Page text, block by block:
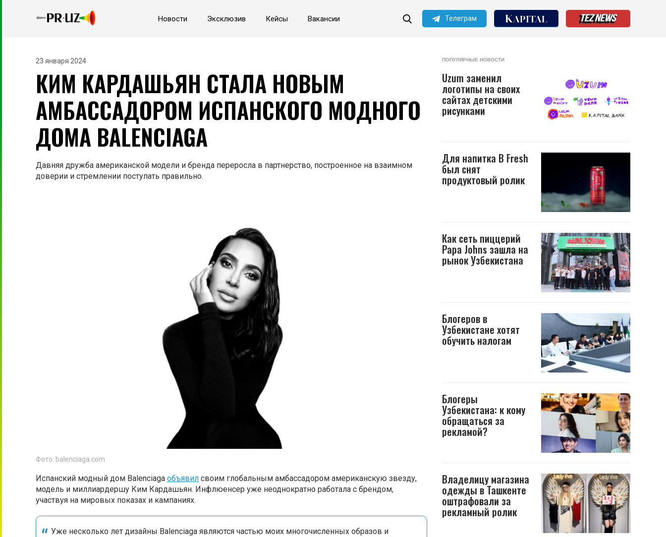
Новости Эксклюзив Кейсы Вакансии Телеграм
23 января 2024
КИМ КАРДАШЬЯН СТАЛА НОВЫМ
АМБАССАДОРОМ ИСПАНСКОГО МОДНОГО
ДОМА BALENCIAGA
Давняя дружба американской модели и бренда переросла в партнерство, построенное на взаимном
доверии и стремлении поступать правильно.
Фото: balenciaga.com
Испанский модный дом Balenciaga объявил своим глобальным амбассадором американскую звезду,
модель и миллиардершу Ким Кардашьян. Инфлюенсер уже неоднократно работала с брендом,
участвуя на мировых показах и кампаниях.
Уже несколько лет дизайны Balenciaga являются частью моих многочисленных образов и
ПОПУЛЯРНЫЕ НОВОСТИ
Uzum заменил
логотипы на своих
сайтах детскими
рисунками
Для напитка B Fresh
был снят
продуктовый ролик
Как сеть пиццерий
Papa Johns зашла на
рынок Узбекистана
Блогеров в
Узбекистане хотят
обучить налогам
Блогеры
Узбекистана: к кому
обращаться за
рекламой?
Владелицу магазина
одежды в Ташкенте
оштрафовали за
рекламный ролик